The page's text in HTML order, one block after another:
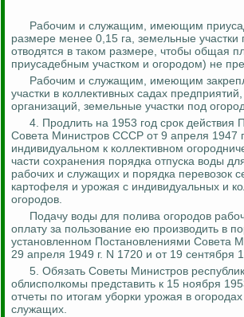
Рабочим и служащим, имеющим
размере менее 0,15 га, земельные участки
отводятся в таком размере, чтобы общая
приусадебным участком и огородом) не
Рабочим и служащим, имеющим
участки в коллективных садах
организаций, земельные участки под
4. Продлить на 1953 год срок действия
Совета Министров СССР от 9 апреля 1947
индивидуальном к коллективном
части сохранения порядка отпуска воды
рабочих и служащих и порядка перевозок
картофеля и урожая с индивидуальных и
огородов.
Подачу воды для полива огородов
оплату за пользование ею производить в
установленном Постановлениями Совета
29 апреля 1949 г. N 1720 и от 19 сентября
5. Обязать Советы Министров
облисполкомы представить к 15 ноября
отчеты по итогам уборки урожая в
служащих.